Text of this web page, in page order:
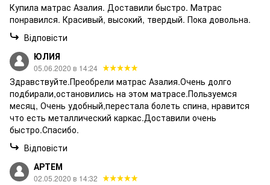
Купила матрас Азалия. Доставили быстро. Матрас
понравился. Красивый, высокий, твердый. Пока довольна.
Відповісти
ЮЛИЯ
05.06.2020 в 14:24
Здравствуйте.Преобрели матрас Азалия.Очень долго
подбирали,остановились на этом матрасе.Пользуемся
месяц, Очень удобный,перестала болеть спина, нравится
что есть металлический каркас.Доставили очень
быстро.Спасибо.
Відповісти
АРТЕМ
02.05.2020 в 14:32